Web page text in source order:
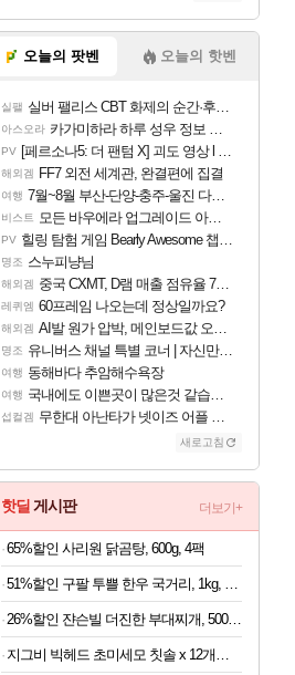
오늘의 팟벤 오늘의 핫벤
실팰 실버 팰리스 CBT 화제의 순간·후기 모음
아스오라 카가미하라 하루 성우 정보 및 주요 필모
PV [페르소나5: 더 팬텀 X] 괴도 영상 l 타카마키 안·댄싱 스타
해외겜 FF7 외전 세계관, 완결편에 집결
여행 7월~8월 부산-단양-충주-울진 다녀왔어요~
비스트 모든 바우에라 업그레이드 아이템 획득 위치 공략 (89개)
PV 힐링 탐험 게임 Bearly Awesome 챕터 1 트레일러
명조 스누피냥님
해외겜 중국 CXMT, D램 매출 점유율 7%…글로벌 4위로 부상
레퀴엠 60프레임 나오는데 정상일까요?
해외겜 AI발 원가 압박, 메인보드값 오르나
명조 유니버스 채널 특별 코너 | 자신만의 스타일
여행 동해바다 추암해수욕장
여행 국내에도 이쁜곳이 많은것 같습니다
섭컬겜 무한대 아난타가 넷이즈 어플 달력에 일정 등록
새로고침
핫딜 게시판 더보기+
65%할인 사리원 닭곰탕, 600g, 4팩
26%할인 쟌슨빌 더진한 부대찌개, 500g, 3개